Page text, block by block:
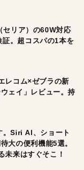
リア）の60W対応
。超コスパの1本を
レコム×ゼブラの新
ェイ」レビュー。持
。Siri AI、ショート
大の便利機能5選。
来はすぐそこ！